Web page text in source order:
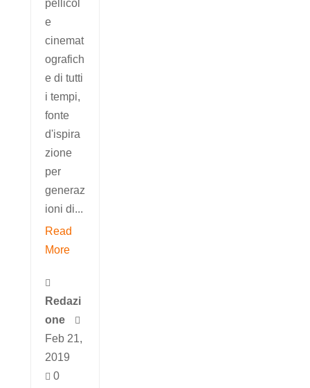
pellicol
e
cinemat
ografich
e di tutti
i tempi,
fonte
d'ispira
zione
per
generaz
ioni di...
Read
More

Redazi
one

Feb 21,
2019
 0